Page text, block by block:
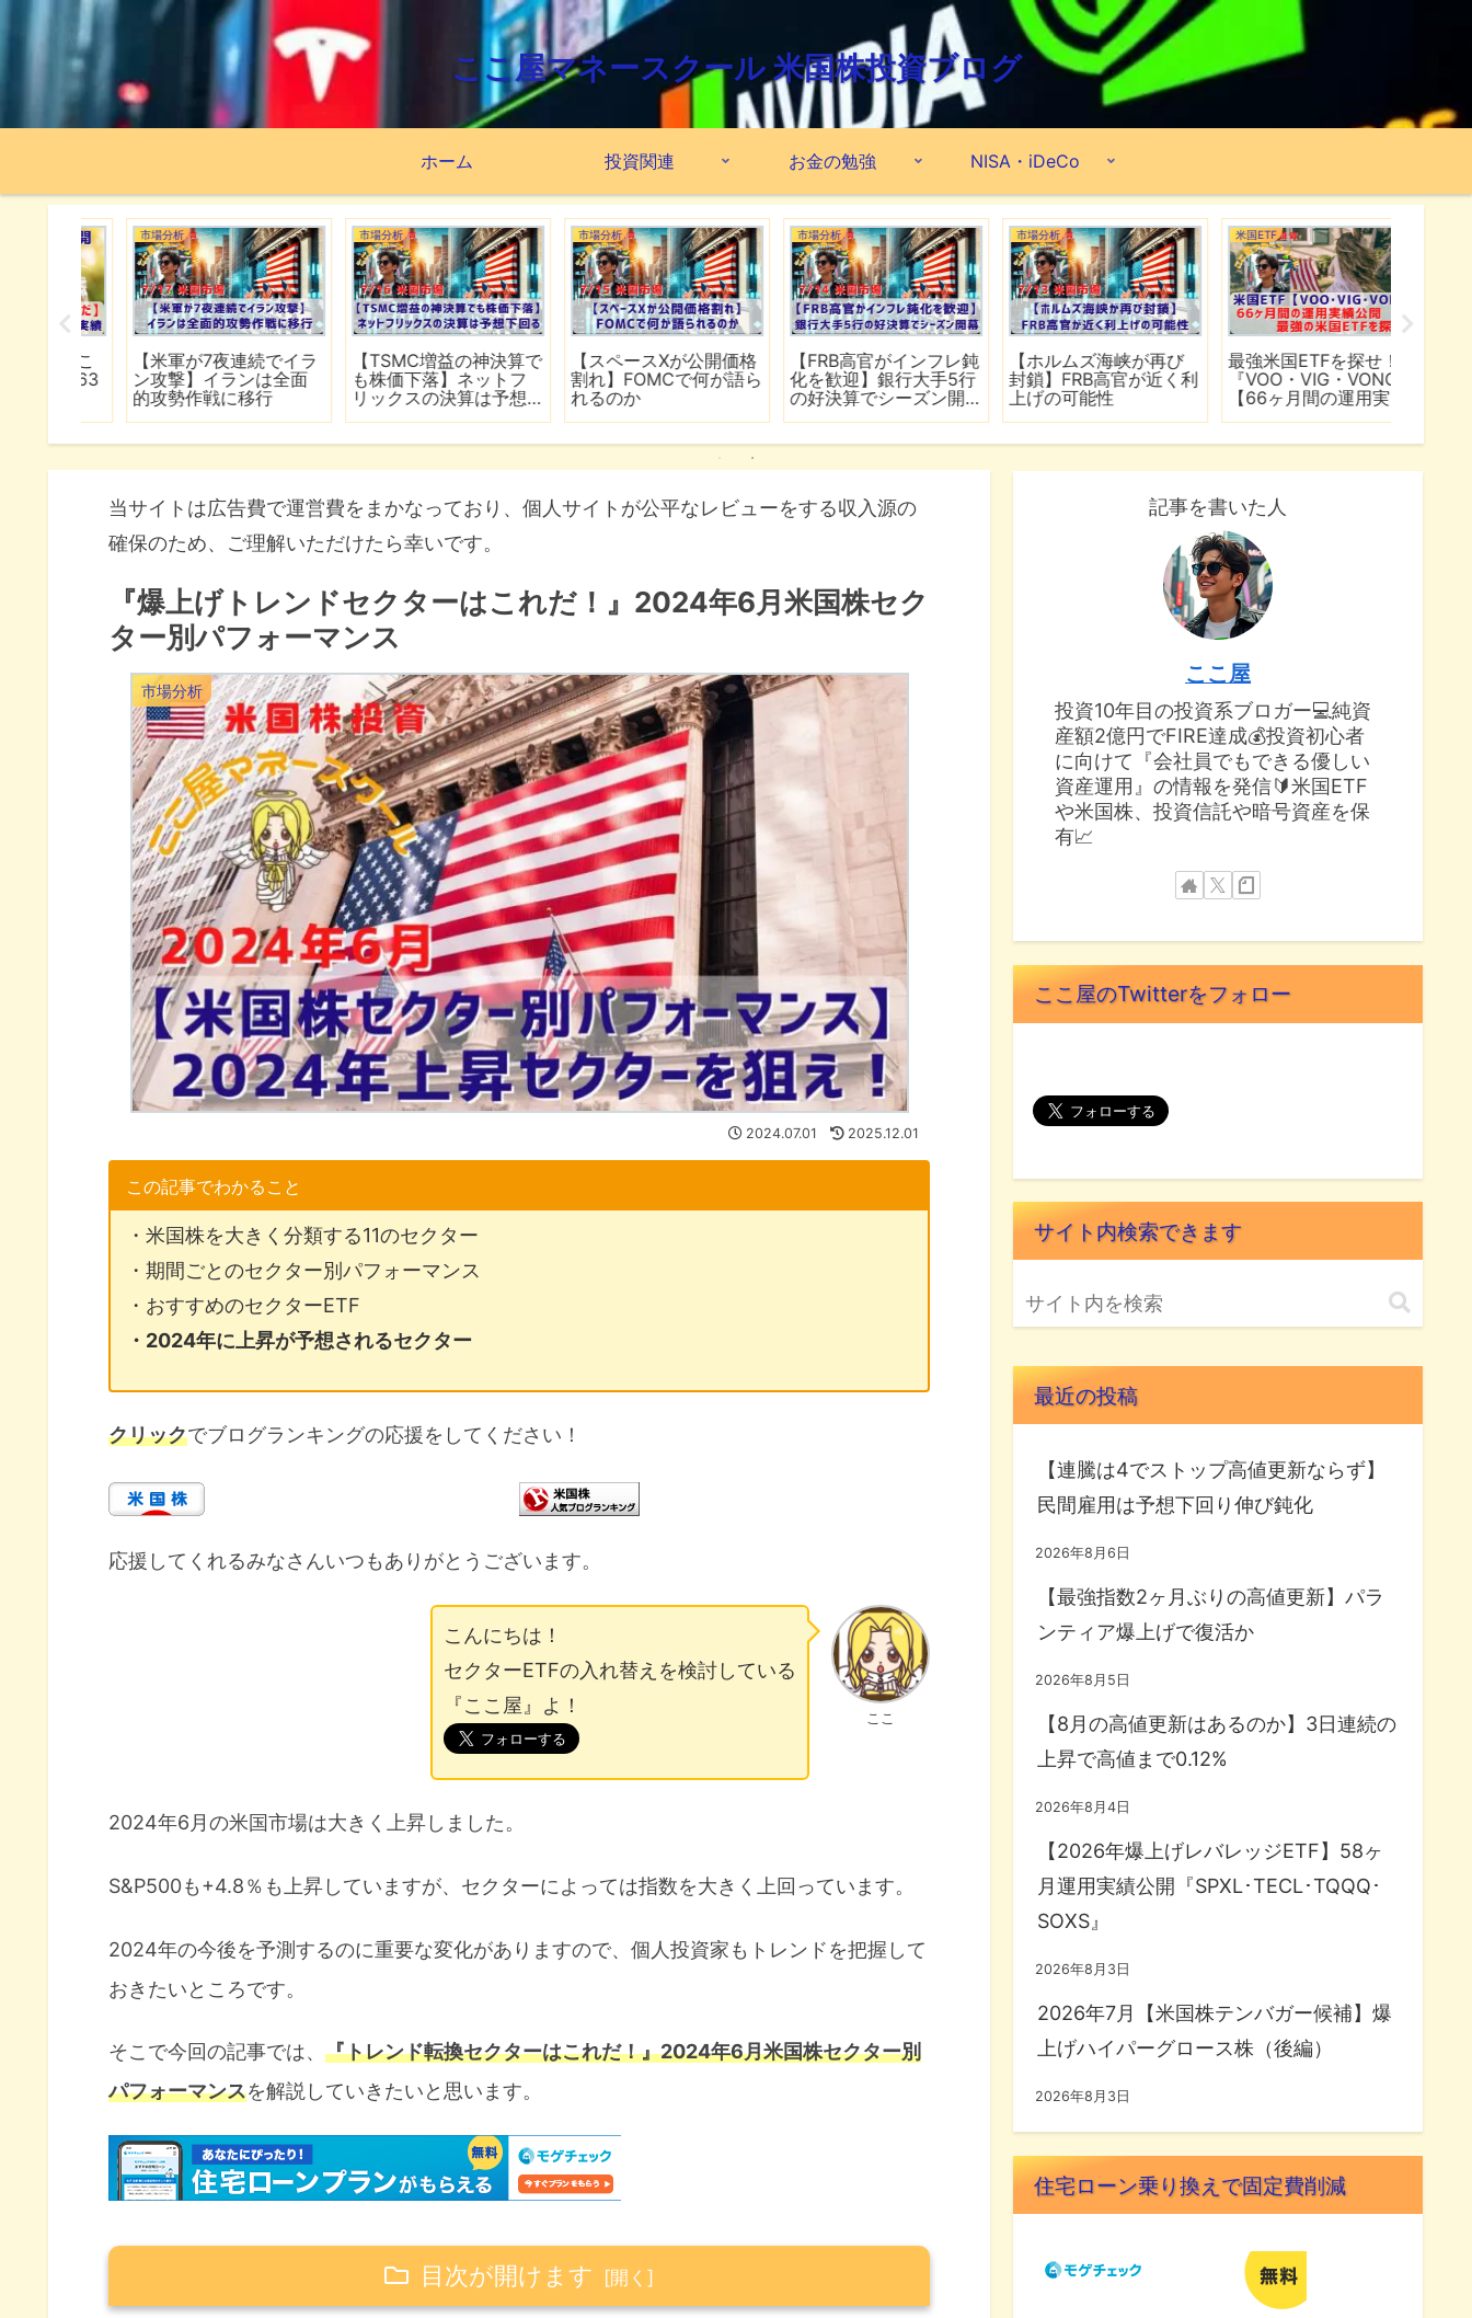
ここ屋マネースクール 米国株投資ブログ
ホーム 投資関連 お金の勉強 NISA・iDeCo
市場分析
【TSMC増益の神決算で
も株価下落】ネットフ
リックスの決算は予想
市場分析
【スペースXが公開価格
割れ】FOMCで何が語ら
れるのか
市場分析
【FRB高官がインフレ鈍
化を歓迎】銀行大手5行
の好決算でシーズン開
市場分析
【ホルムズ海峡が再び
封鎖】FRB高官が近く利
上げの可能性
米国ETF
最強米国ETFを探せ！
『VOO・VIG・VONG』
【66ヶ月間の運用実績
ポートフォリオ
【2026年6月】2億
8,890万円のポートフォ
リオ公開『米国ETF・個
当サイトは広告費で運営費をまかなっており、個人サイトが公平なレビューをする収入源の
確保のため、ご理解いただけたら幸いです。
『爆上げトレンドセクターはこれだ！』2024年6月米国株セク
ター別パフォーマンス
市場分析
2024.07.01 2025.12.01
この記事でわかること
・米国株を大きく分類する11のセクター
・期間ごとのセクター別パフォーマンス
・おすすめのセクターETF
・2024年に上昇が予想されるセクター
クリックでブログランキングの応援をしてください！
応援してくれるみなさんいつもありがとうございます。
ここ
こんにちは！
セクターETFの入れ替えを検討している
『ここ屋』よ！
2024年6月の米国市場は大きく上昇しました。
S&P500も+4.8％も上昇していますが、セクターによっては指数を大きく上回っています。
2024年の今後を予測するのに重要な変化がありますので、個人投資家もトレンドを把握して
おきたいところです。
そこで今回の記事では、 『トレンド転換セクターはこれだ！』2024年6月米国株セクター別
パフォーマンスを解説していきたいと思います。
目次が開けます
記事を書いた人
ここ屋
投資10年目の投資系ブロガー💻純資
産額2億円でFIRE達成💰投資初心者
に向けて『会社員でもできる優しい
資産運用』の情報を発信🔰米国ETF
や米国株、投資信託や暗号資産を保
有📈
ここ屋のTwitterをフォロー
サイト内検索できます
最近の投稿
【連騰は4でストップ高値更新ならず】
民間雇用は予想下回り伸び鈍化
2026年8月6日
【最強指数2ヶ月ぶりの高値更新】パラ
ンティア爆上げで復活か
2026年8月5日
【8月の高値更新はあるのか】3日連続の
上昇で高値まで0.12%
2026年8月4日
【2026年爆上げレバレッジETF】58ヶ
月運用実績公開『SPXL･TECL･TQQQ･
SOXS』
2026年8月3日
2026年7月【米国株テンバガー候補】爆
上げハイパーグロース株（後編）
2026年8月3日
住宅ローン乗り換えで固定費削減